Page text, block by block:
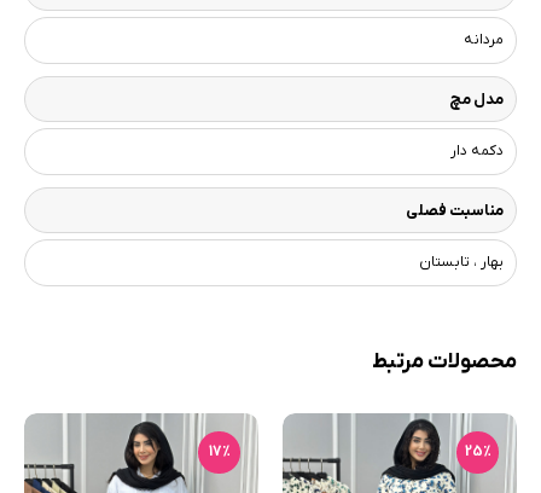
مردانه
مدل مچ
دکمه دار
مناسبت فصلی
بهار ، تابستان
محصولات مرتبط
25٪ 17٪